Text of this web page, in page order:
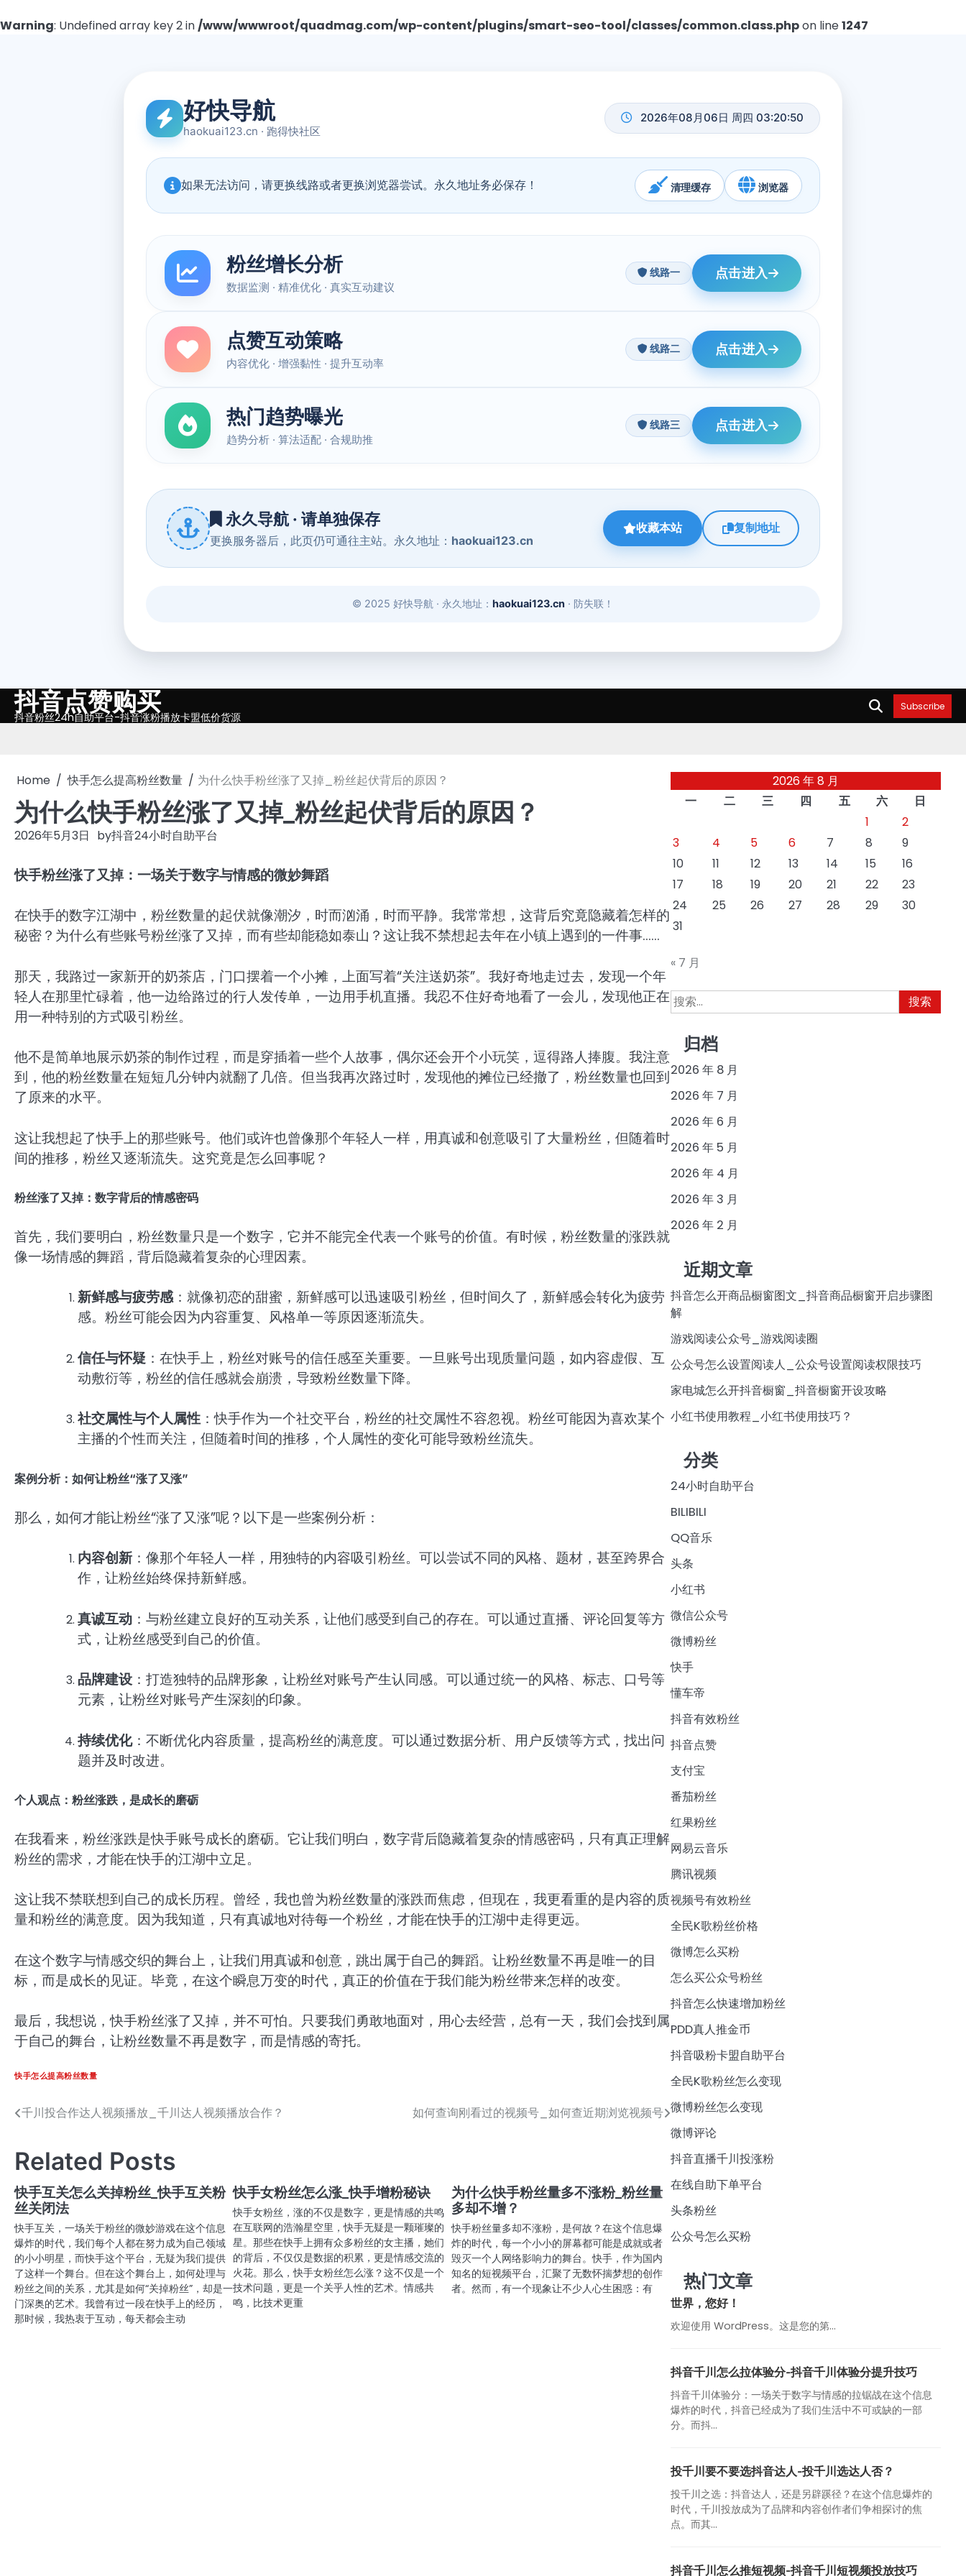
Warning: Undefined array key 2 in/www/wwwroot/quadmag.com/wp-content/plugins/smart-seo-tool/classes/common.class.phpon line1247
Skip抖音点赞购买
抖音粉丝24h自助平台-抖音涨粉播放卡盟低价货源
Subscribe
Home 快手怎么提高粉丝数量 为什么快手粉丝涨了又掉_粉丝起伏背后的原因？
为什么快手粉丝涨了又掉_粉丝起伏背后的原因？
2026年5月3日 by抖音24小时自助平台
快手粉丝涨了又掉：一场关于数字与情感的微妙舞蹈
在快手的数字江湖中，粉丝数量的起伏就像潮汐，时而汹涌，时而平静。我常常想，这背后究竟隐藏着怎样的
秘密？为什么有些账号粉丝涨了又掉，而有些却能稳如泰山？这让我不禁想起去年在小镇上遇到的一件事……
那天，我路过一家新开的奶茶店，门口摆着一个小摊，上面写着“关注送奶茶”。我好奇地走过去，发现一个年
轻人在那里忙碌着，他一边给路过的行人发传单，一边用手机直播。我忍不住好奇地看了一会儿，发现他正在
用一种特别的方式吸引粉丝。
他不是简单地展示奶茶的制作过程，而是穿插着一些个人故事，偶尔还会开个小玩笑，逗得路人捧腹。我注意
到，他的粉丝数量在短短几分钟内就翻了几倍。但当我再次路过时，发现他的摊位已经撤了，粉丝数量也回到
了原来的水平。
这让我想起了快手上的那些账号。他们或许也曾像那个年轻人一样，用真诚和创意吸引了大量粉丝，但随着时
间的推移，粉丝又逐渐流失。这究竟是怎么回事呢？
粉丝涨了又掉：数字背后的情感密码
首先，我们要明白，粉丝数量只是一个数字，它并不能完全代表一个账号的价值。有时候，粉丝数量的涨跌就
像一场情感的舞蹈，背后隐藏着复杂的心理因素。
新鲜感与疲劳感：就像初恋的甜蜜，新鲜感可以迅速吸引粉丝，但时间久了，新鲜感会转化为疲劳
感。粉丝可能会因为内容重复、风格单一等原因逐渐流失。
信任与怀疑 ：在快手上，粉丝对账号的信任感至关重要。一旦账号出现质量问题，如内容虚假、互
动敷衍等，粉丝的信任感就会崩溃，导致粉丝数量下降。
社交属性与个人属性：快手作为一个社交平台，粉丝的社交属性不容忽视。粉丝可能因为喜欢某个
主播的个性而关注，但随着时间的推移，个人属性的变化可能导致粉丝流失。
案例分析：如何让粉丝“涨了又涨”
那么，如何才能让粉丝“涨了又涨”呢？以下是一些案例分析：
内容创新 ：像那个年轻人一样，用独特的内容吸引粉丝。可以尝试不同的风格、题材，甚至跨界合
作，让粉丝始终保持新鲜感。
真诚互动 ：与粉丝建立良好的互动关系，让他们感受到自己的存在。可以通过直播、评论回复等方
式，让粉丝感受到自己的价值。
品牌建设：打造独特的品牌形象，让粉丝对账号产生认同感。可以通过统一的风格、标志、口号等
元素，让粉丝对账号产生深刻的印象。
持续优化：不断优化内容质量，提高粉丝的满意度。可以通过数据分析、用户反馈等方式，找出问
题并及时改进。
个人观点：粉丝涨跌，是成长的磨砺
在我看来，粉丝涨跌是快手账号成长的磨砺。它让我们明白，数字背后隐藏着复杂的情感密码，只有真正理解
粉丝的需求，才能在快手的江湖中立足。
这让我不禁联想到自己的成长历程。曾经，我也曾为粉丝数量的涨跌而焦虑，但现在，我更看重的是内容的质
量和粉丝的满意度。因为我知道，只有真诚地对待每一个粉丝，才能在快手的江湖中走得更远。
在这个数字与情感交织的舞台上，让我们用真诚和创意，跳出属于自己的舞蹈。让粉丝数量不再是唯一的目
标，而是成长的见证。毕竟，在这个瞬息万变的时代，真正的价值在于我们能为粉丝带来怎样的改变。
最后，我想说，快手粉丝涨了又掉，并不可怕。只要我们勇敢地面对，用心去经营，总有一天，我们会找到属
于自己的舞台，让粉丝数量不再是数字，而是情感的寄托。
快手怎么提高粉丝数量
文
导
航
千川投合作达人视频播放_千川达人视频播放合作？ 如何查询刚看过的视频号_如何查近期浏览视频号
Related Posts
快手互关怎么关掉粉丝_快手互关粉
丝关闭法
快手互关，一场关于粉丝的微妙游戏在这个信息
爆炸的时代，我们每个人都在努力成为自己领域
的小小明星，而快手这个平台，无疑为我们提供
了这样一个舞台。但在这个舞台上，如何处理与
粉丝之间的关系，尤其是如何“关掉粉丝”，却是一
门深奥的艺术。我曾有过一段在快手上的经历，
那时候，我热衷于互动，每天都会主动
快手女粉丝怎么涨_快手增粉秘诀
快手女粉丝，涨的不仅是数字，更是情感的共鸣
在互联网的浩瀚星空里，快手无疑是一颗璀璨的
星。那些在快手上拥有众多粉丝的女主播，她们
的背后，不仅仅是数据的积累，更是情感交流的
火花。那么，快手女粉丝怎么涨？这不仅是一个
技术问题，更是一个关乎人性的艺术。情感共
鸣，比技术更重
为什么快手粉丝量多不涨粉_粉丝量
多却不增？
快手粉丝量多却不涨粉，是何故？在这个信息爆
炸的时代，每一个小小的屏幕都可能是成就或者
毁灭一个人网络影响力的舞台。快手，作为国内
知名的短视频平台，汇聚了无数怀揣梦想的创作
者。然而，有一个现象让不少人心生困惑：有
2026 年 8 月
一
二 三 四 五 六
日
1
2
3
4 5 6 7 8
9
10
11 12 13 14 15
16
17
18 19 20 21 22
23
24
25 26 27 28 29
30
31
« 7 月
搜
索：
归档
2026 年 8 月
2026 年 7 月
2026 年 6 月
2026 年 5 月
2026 年 4 月
2026 年 3 月
2026 年 2 月
近期文章
抖音怎么开商品橱窗图文_抖音商品橱窗开启步骤图
解
游戏阅读公众号_游戏阅读圈
公众号怎么设置阅读人_公众号设置阅读权限技巧
家电城怎么开抖音橱窗_抖音橱窗开设攻略
小红书使用教程_小红书使用技巧？
分类
24小时自助平台
BILIBILI
QQ音乐
头条
小红书
微信公众号
微博粉丝
快手
懂车帝
抖音有效粉丝
抖音点赞
支付宝
番茄粉丝
红果粉丝
网易云音乐
腾讯视频
视频号有效粉丝
全民K歌粉丝价格
微博怎么买粉
怎么买公众号粉丝
抖音怎么快速增加粉丝
PDD真人推金币
抖音吸粉卡盟自助平台
全民K歌粉丝怎么变现
微博粉丝怎么变现
微博评论
抖音直播千川投涨粉
在线自助下单平台
头条粉丝
公众号怎么买粉
热门文章
世界，您好！
欢迎使用 WordPress。这是您的第…
抖音千川怎么拉体验分-抖音千川体验分提升技巧
抖音千川体验分：一场关于数字与情感的拉锯战在这个信息
爆炸的时代，抖音已经成为了我们生活中不可或缺的一部
分。而抖...
投千川要不要选抖音达人-投千川选达人否？
投千川之选：抖音达人，还是另辟蹊径？在这个信息爆炸的
时代，千川投放成为了品牌和内容创作者们争相探讨的焦
点。而其...
抖音千川怎么推短视频-抖音千川短视频投放技巧